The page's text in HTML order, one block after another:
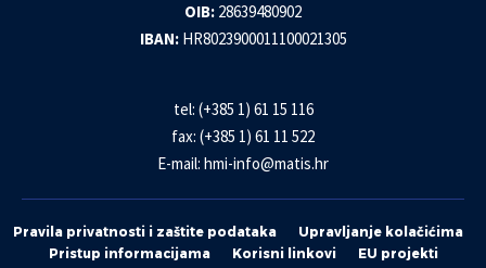
OIB: 28639480902
IBAN: HR8023900011100021305
tel: (+385 1) 61 15 116
fax: (+385 1) 61 11 522
E-mail: hmi-info@matis.hr
Pravila privatnosti i zaštite podataka
Upravljanje kolačićima
Pristup informacijama
Korisni linkovi EU projekti